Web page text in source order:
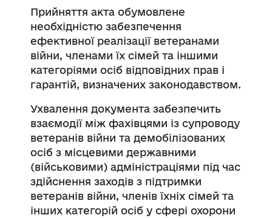
Прийняття акта обумовлене
необхідністю забезпечення
ефективної реалізації ветеранами
війни, членами їх сімей та іншими
категоріями осіб відповідних прав і
гарантій, визначених законодавством.
Ухвалення документа забезпечить
взаємодії між фахівцями із супроводу
ветеранів війни та демобілізованих
осіб з місцевими державними
(військовими) адміністраціями під час
здійснення заходів з підтримки
ветеранів війни, членів їхніх сімей та
інших категорій осіб у сфері охорони